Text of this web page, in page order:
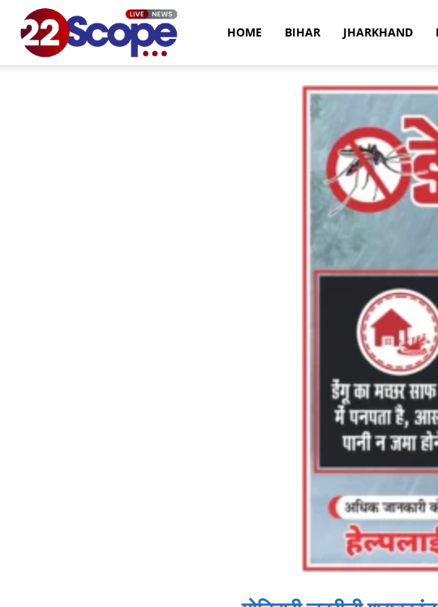
HOME BIHAR JHARKHAND